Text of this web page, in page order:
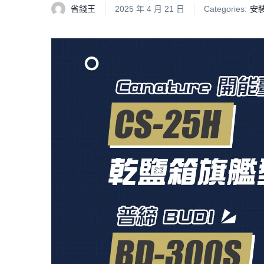
省錢王 2025 年 4 月 21 日 Categories: 安